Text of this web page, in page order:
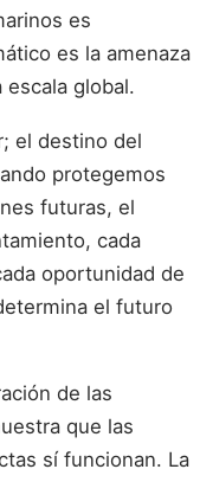
es
es la amenaza
global.
el destino del
protegemos
futuras, el
cada
oportunidad de
el futuro
de las
que las
sí funcionan. La